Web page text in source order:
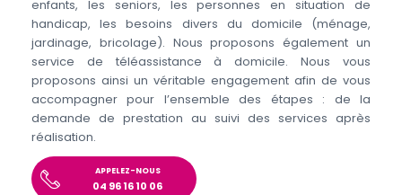
enfants, les seniors, les personnes en situation de
handicap, les besoins divers du domicile (ménage,
jardinage, bricolage). Nous proposons également un
service de téléassistance à domicile. Nous vous
proposons ainsi un véritable engagement afin de vous
accompagner pour l’ensemble des étapes : de la
demande de prestation au suivi des services après
réalisation.
APPELEZ-NOUS
04 96 16 10 06